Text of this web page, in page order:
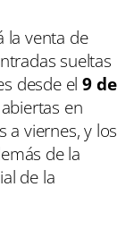
la venta de
sueltas
desde el9 de
en
a viernes, y los
de la
de la